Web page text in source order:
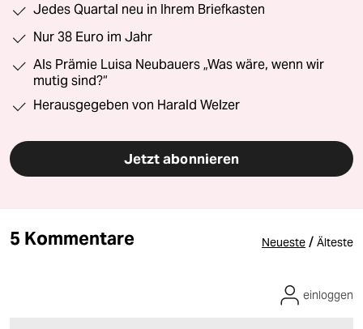
Jedes Quartal neu in Ihrem Briefkasten
Nur 38 Euro im Jahr
Als Prämie Luisa Neubauers „Was wäre, wenn wir
mutig sind?“
Herausgegeben von Harald Welzer
Jetzt abonnieren
5 Kommentare Neueste / Älteste
einloggen